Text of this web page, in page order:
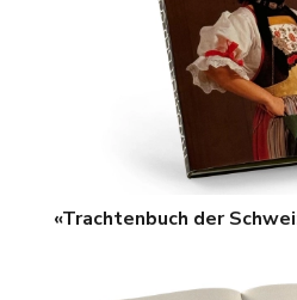
«Trachtenbuch der